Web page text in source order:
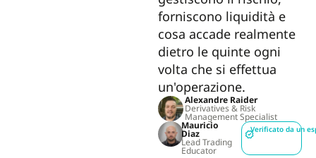
forniscono liquidità e
cosa accade realmente
dietro le quinte ogni
volta che si effettua
un'operazione.
Alexandre Raider
Derivatives & Risk
Management Specialist
Mauricio
Diaz
Lead Trading
Educator
Verificato da un